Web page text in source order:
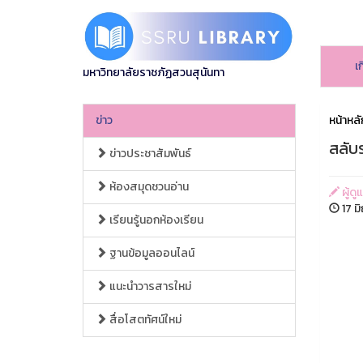
มหาวิทยาลัยราชภัฏสวนสุนันทา
ข่าว
ข่าวประชาสัมพันธ์
ห้องสมุดชวนอ่าน
เรียนรู้นอกห้องเรียน
ฐานข้อมูลออนไลน์
แนะนำวารสารใหม่
สื่อโสตทัศน์ใหม่
หน้าห
สลั
ผู้ดูแ
17